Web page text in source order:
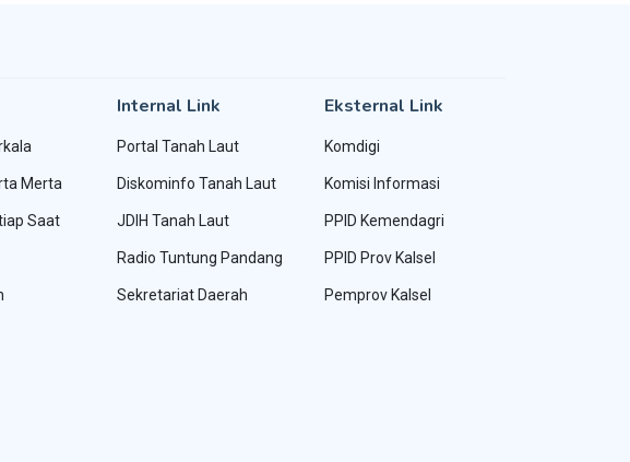
Merta
Saat
Internal Link
Portal Tanah Laut
Diskominfo Tanah Laut
JDIH Tanah Laut
Radio Tuntung Pandang
Sekretariat Daerah
Eksternal Link
Komdigi
Komisi Informasi
PPID Kemendagri
PPID Prov Kalsel
Pemprov Kalsel